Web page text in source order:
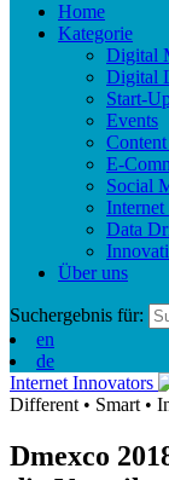
Home
Kategorie
Digital
Digital
Start-
Events
E-
Social
Data
Über uns
Suchergebnis für:
en
de
Internet Innovators
Different • Smart •
Dmexco